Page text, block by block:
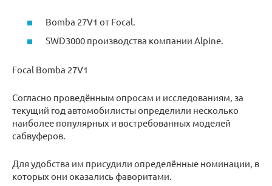
Bomba 27V1 от Focal.
SWD3000 производства компании Alpine.
Focal Bomba 27V1
Согласно проведённым опросам и исследованиям, за
текущий год автомобилисты определили несколько
наиболее популярных и востребованных моделей
сабвуферов.
Для удобства им присудили определённые номинации, в
которых они оказались фаворитами.